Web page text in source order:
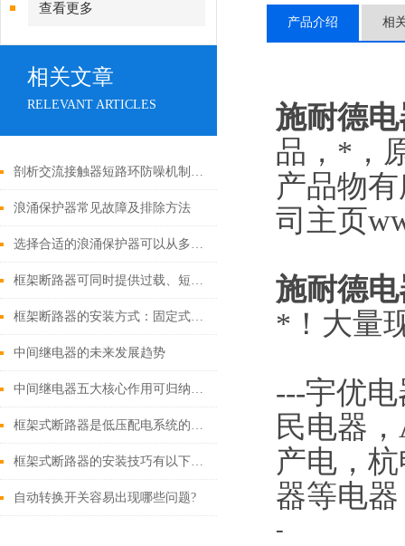
查看更多
相关文章
RELEVANT ARTICLES
剖析交流接触器短路环防噪机制与电气安全操作红线
浪涌保护器常见故障及排除方法
选择合适的浪涌保护器可以从多个角度探讨
框架断路器可同时提供过载、短路、漏电保护功能
框架断路器的安装方式：固定式，插入式，抽出式
中间继电器的未来发展趋势
中间继电器五大核心作用可归纳如下
框架式断路器是低压配电系统的核心保护设备
框架式断路器的安装技巧有以下这些
自动转换开关容易出现哪些问题?
产品介绍 相
施耐德
品，*，
产品物
司主页
施耐德
*！大量
---宇优
民电器
产电，
器等电
-